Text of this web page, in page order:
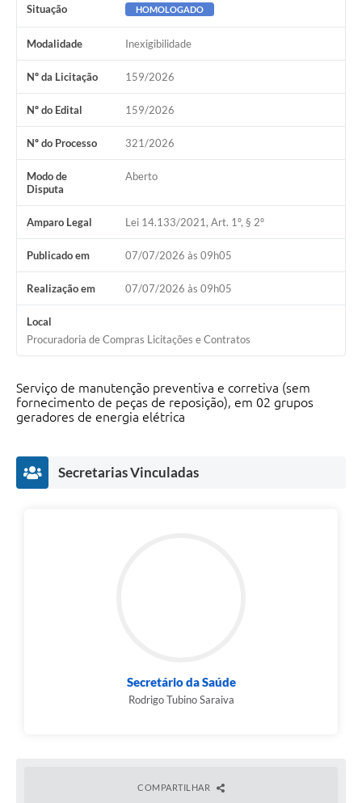
Situação HOMOLOGADO
Modalidade Inexigibilidade
Nº da Licitação 159/2026
Nº do Edital 159/2026
Nº do Processo 321/2026
Modo de
Disputa
Aberto
Amparo Legal Lei 14.133/2021, Art. 1º, § 2º
Publicado em 07/07/2026 às 09h05
Realização em 07/07/2026 às 09h05
Local
Procuradoria de Compras Licitações e Contratos
Serviço de manutenção preventiva e corretiva (sem
fornecimento de peças de reposição), em 02 grupos
geradores de energia elétrica
Secretarias Vinculadas
Secretário da Saúde
Rodrigo Tubino Saraiva
COMPARTILHAR